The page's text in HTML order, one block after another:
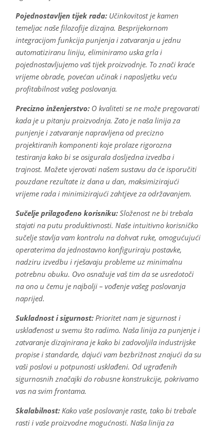
Pojednostavljen tijek rada:Učinkovitost je kamen
temeljac naše filozofije dizajna. Besprijekornom
integracijom funkcija punjenja i zatvaranja u jednu
automatiziranu liniju, eliminiramo uska grla i
pojednostavljujemo vaš tijek proizvodnje. To znači kraće
vrijeme obrade, povećan učinak i naposljetku veću
profitabilnost vašeg poslovanja.
Precizno inženjerstvo:O kvaliteti se ne može pregovarati
kada je u pitanju proizvodnja. Zato je naša linija za
punjenje i zatvaranje napravljena od precizno
projektiranih komponenti koje prolaze rigorozna
testiranja kako bi se osigurala dosljedna izvedba i
trajnost. Možete vjerovati našem sustavu da će isporučiti
pouzdane rezultate iz dana u dan, maksimizirajući
vrijeme rada i minimizirajući zahtjeve za održavanjem.
Sučelje prilagođeno korisniku:Složenost ne bi trebala
stajati na putu produktivnosti. Naše intuitivno korisničko
sučelje stavlja vam kontrolu na dohvat ruke, omogućujući
operaterima da jednostavno konfiguriraju postavke,
nadziru izvedbu i rješavaju probleme uz minimalnu
potrebnu obuku. Ovo osnažuje vaš tim da se usredotoči
na ono u čemu je najbolji – vođenje vašeg poslovanja
naprijed.
Sukladnost i sigurnost:Prioritet nam je sigurnost i
usklađenost u svemu što radimo. Naša linija za punjenje i
zatvaranje dizajnirana je kako bi zadovoljila industrijske
propise i standarde, dajući vam bezbrižnost znajući da su
vaši poslovi u potpunosti usklađeni. Od ugrađenih
sigurnosnih značajki do robusne konstrukcije, pokrivamo
vas na svim frontama.
Skalabilnost:Kako vaše poslovanje raste, tako bi trebale
rasti i vaše proizvodne mogućnosti. Naša linija za